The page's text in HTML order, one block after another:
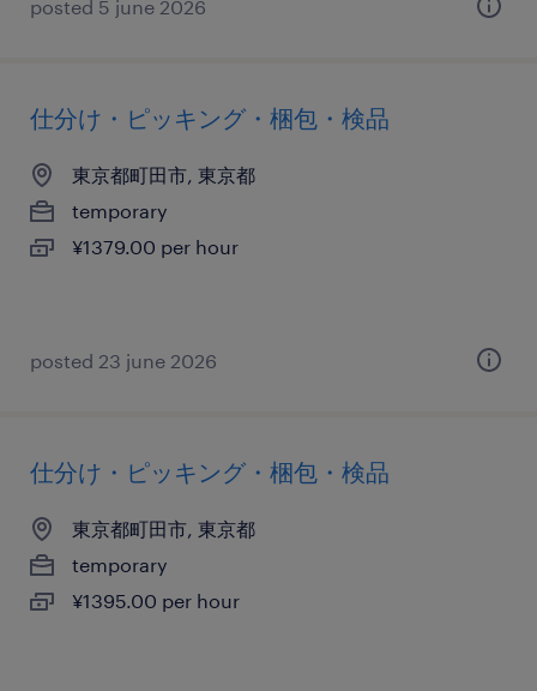
posted 5 june 2026
仕分け・ピッキング・梱包・検品
東京都町田市, 東京都
temporary
¥1379.00 per hour
posted 23 june 2026
仕分け・ピッキング・梱包・検品
東京都町田市, 東京都
temporary
¥1395.00 per hour